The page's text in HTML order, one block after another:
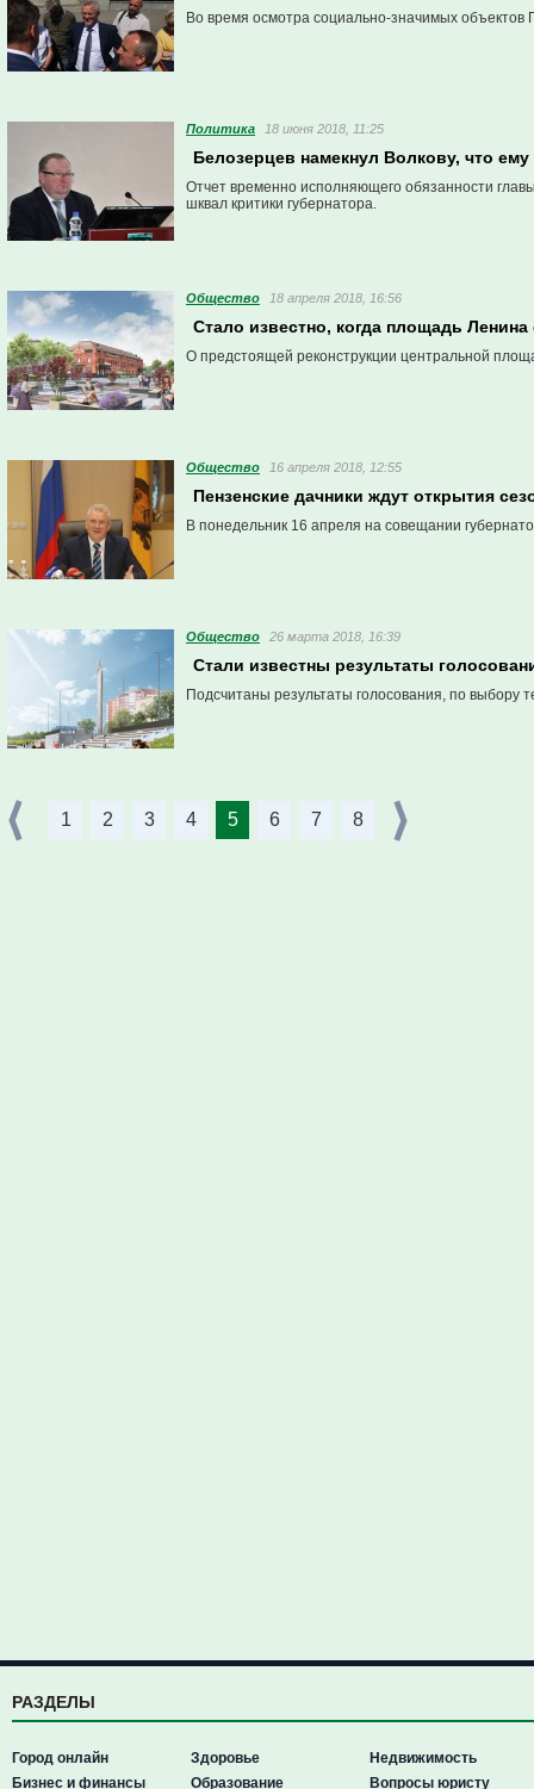
Во время осмотра социально-значимых
Политика 18 июня 2018, 11:25
Белозерцев намекнул Волкову, что
Отчет временно исполняющего обязанности
шквал критики губернатора.
Общество 18 апреля 2018, 16:56
Стало известно, когда площадь Ленина
О предстоящей реконструкции центральной
Общество 16 апреля 2018, 12:55
Пензенские дачники ждут открытия
В понедельник 16 апреля на совещании
Общество 26 марта 2018, 16:39
Стали известны результаты
Подсчитаны результаты голосования, по выбору
1 2 3 4 5 6 7 8
РАЗДЕЛЫ
Город онлайн
Бизнес и финансы
Здоровье
Образование
Недвижимость
Вопросы юристу